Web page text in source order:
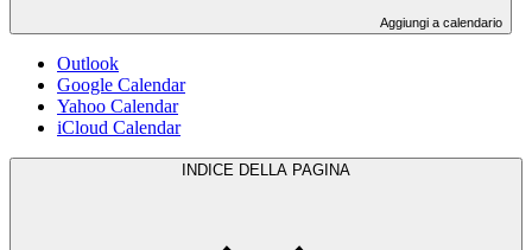
Aggiungi a calendario
Outlook
Google Calendar
Yahoo Calendar
iCloud Calendar
INDICE DELLA PAGINA